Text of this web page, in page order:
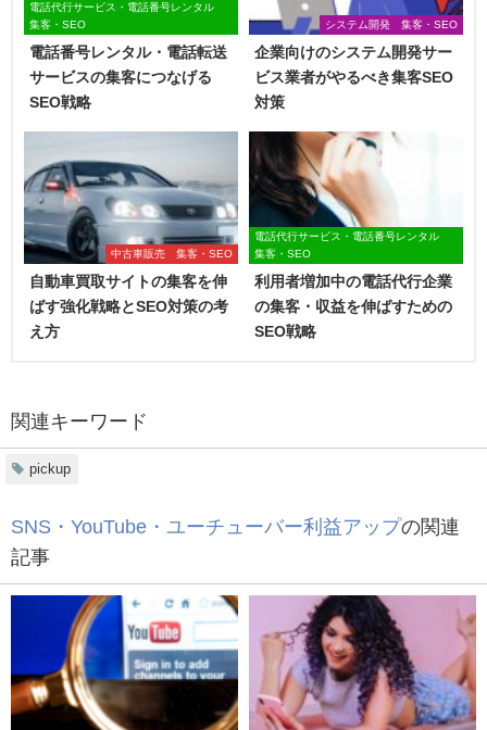
電話代行サービス・電話番号レンタル
集客・SEO
電話番号レンタル・電話転送
サービスの集客につなげる
SEO戦略
システム開発 集客・SEO
企業向けのシステム開発サー
ビス業者がやるべき集客SEO
対策
中古車販売 集客・SEO
自動車買取サイトの集客を伸
ばす強化戦略とSEO対策の考
え方
電話代行サービス・電話番号レンタル
集客・SEO
利用者増加中の電話代行企業
の集客・収益を伸ばすための
SEO戦略
関連キーワード
pickup
SNS・YouTube・ユーチューバー利益アップの関連
記事